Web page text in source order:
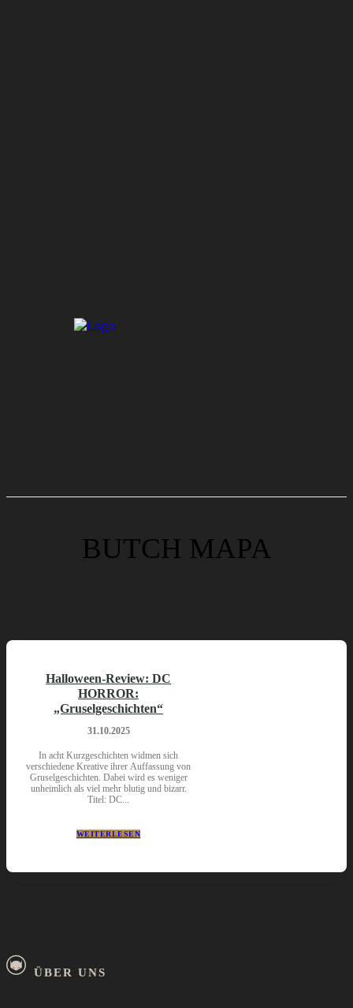
BUTCH MAPA
Halloween-Review: DC
HORROR:
„Gruselgeschichten“
31.10.2025
In acht Kurzgeschichten widmen sich
verschiedene Kreative ihrer Auffassung von
Gruselgeschichten. Dabei wird es weniger
unheimlich als viel mehr blutig und bizarr.
Titel: DC...
WEITERLESEN
ÜBER UNS